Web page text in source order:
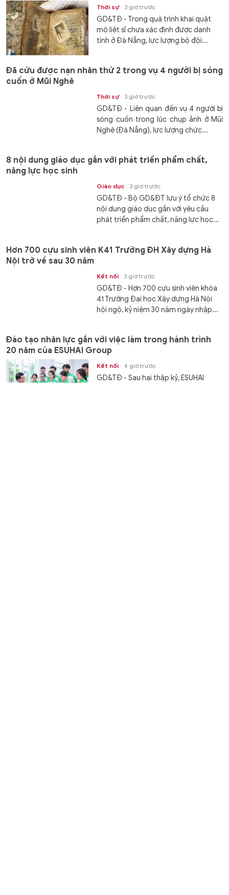
Thời sự 3 giờ trước
GD&TĐ - Trong quá trình khai quật
mộ liệt sĩ chưa xác định được danh
tính ở Đà Nẵng, lực lượng bộ đội...
Đã cứu được nạn nhân thứ 2 trong vụ 4 người bị sóng
cuốn ở Mũi Nghê
Thời sự 3 giờ trước
GD&TĐ - Liên quan đến vụ 4 người bị
sóng cuốn trong lúc chụp ảnh ở Mũi
Nghê (Đà Nẵng), lực lượng chức...
8 nội dung giáo dục gắn với phát triển phẩm chất,
năng lực học sinh
Giáo dục 3 giờ trước
GD&TĐ - Bộ GD&ĐT lưu ý tổ chức 8
nội dung giáo dục gắn với yêu cầu
phát triển phẩm chất, năng lực học...
Hơn 700 cựu sinh viên K41 Trường ĐH Xây dựng Hà
Nội trở về sau 30 năm
Kết nối 3 giờ trước
GD&TĐ - Hơn 700 cựu sinh viên khóa
41 Trường Đại học Xây dựng Hà Nội
hội ngộ, kỷ niệm 30 năm ngày nhập...
Đào tạo nhân lực gắn với việc làm trong hành trình
20 năm của ESUHAI Group
Kết nối 4 giờ trước
GD&TĐ - Sau hai thập kỷ, ESUHAI